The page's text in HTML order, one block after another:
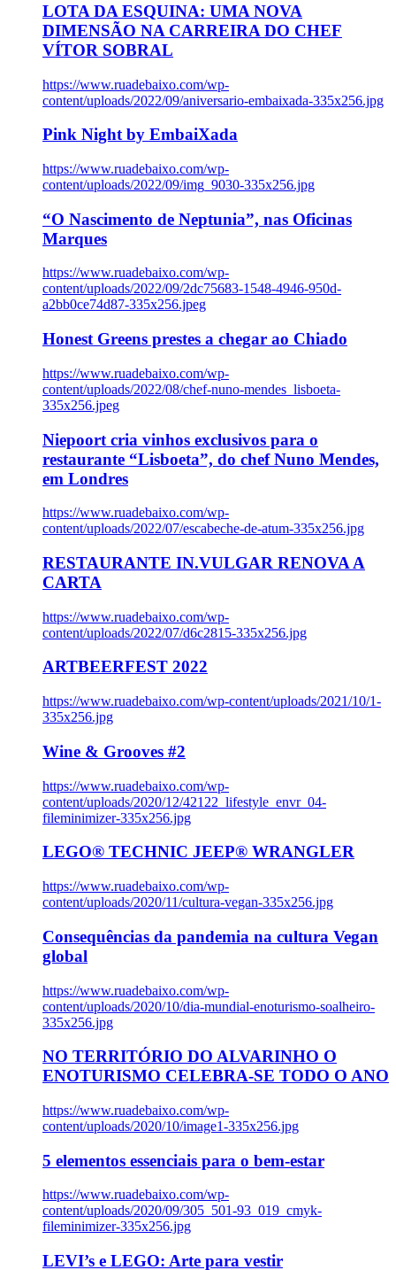
LOTA DA ESQUINA: UMA NOVA
DIMENSÃO NA CARREIRA DO CHEF
VÍTOR SOBRAL
https://www.ruadebaixo.com/wp-
content/uploads/2022/09/aniversario-embaixada-335x256.jpg
Pink Night by EmbaiXada
https://www.ruadebaixo.com/wp-
content/uploads/2022/09/img_9030-335x256.jpg
“O Nascimento de Neptunia”, nas Oficinas
Marques
https://www.ruadebaixo.com/wp-
content/uploads/2022/09/2dc75683-1548-4946-950d-
a2bb0ce74d87-335x256.jpeg
Honest Greens prestes a chegar ao Chiado
https://www.ruadebaixo.com/wp-
content/uploads/2022/08/chef-nuno-mendes_lisboeta-
335x256.jpeg
Niepoort cria vinhos exclusivos para o
restaurante “Lisboeta”, do chef Nuno Mendes,
em Londres
https://www.ruadebaixo.com/wp-
content/uploads/2022/07/escabeche-de-atum-335x256.jpg
RESTAURANTE IN.VULGAR RENOVA A
CARTA
https://www.ruadebaixo.com/wp-
content/uploads/2022/07/d6c2815-335x256.jpg
ARTBEERFEST 2022
https://www.ruadebaixo.com/wp-content/uploads/2021/10/1-
335x256.jpg
Wine & Grooves #2
https://www.ruadebaixo.com/wp-
content/uploads/2020/12/42122_lifestyle_envr_04-
fileminimizer-335x256.jpg
LEGO® TECHNIC JEEP® WRANGLER
https://www.ruadebaixo.com/wp-
content/uploads/2020/11/cultura-vegan-335x256.jpg
Consequências da pandemia na cultura Vegan
global
https://www.ruadebaixo.com/wp-
content/uploads/2020/10/dia-mundial-enoturismo-soalheiro-
335x256.jpg
NO TERRITÓRIO DO ALVARINHO O
ENOTURISMO CELEBRA-SE TODO O ANO
https://www.ruadebaixo.com/wp-
content/uploads/2020/10/image1-335x256.jpg
5 elementos essenciais para o bem-estar
https://www.ruadebaixo.com/wp-
content/uploads/2020/09/305_501-93_019_cmyk-
fileminimizer-335x256.jpg
LEVI’s e LEGO: Arte para vestir